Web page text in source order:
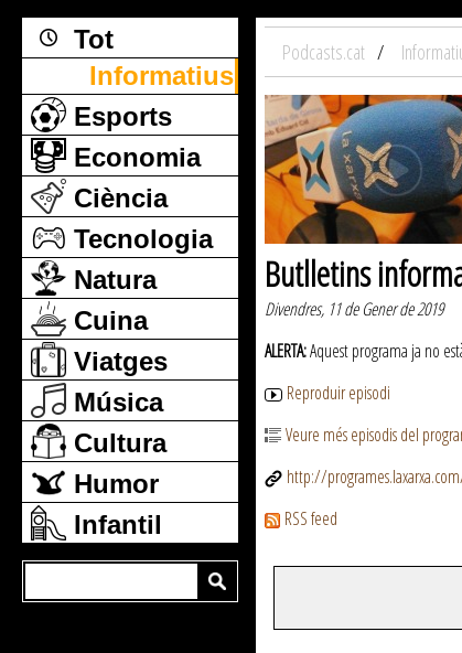
Tot
Informatius
Esports
Economia
Ciència
Tecnologia
Natura
Cuina
Viatges
Música
Cultura
Humor
Infantil
Podcasts.cat
Butlletins
Divendres, 11 de Gener de 2019
ALERTA:Aquest programa ja no
Reproduir episodi
Veure més episodis del
http://
RSS feed